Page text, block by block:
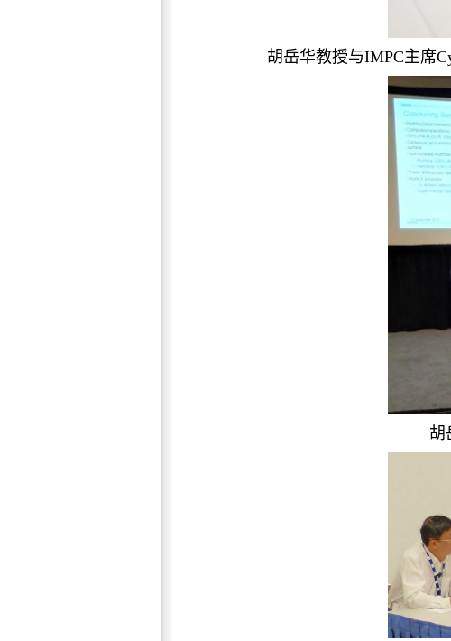
胡岳华教授与IMPC主席
胡